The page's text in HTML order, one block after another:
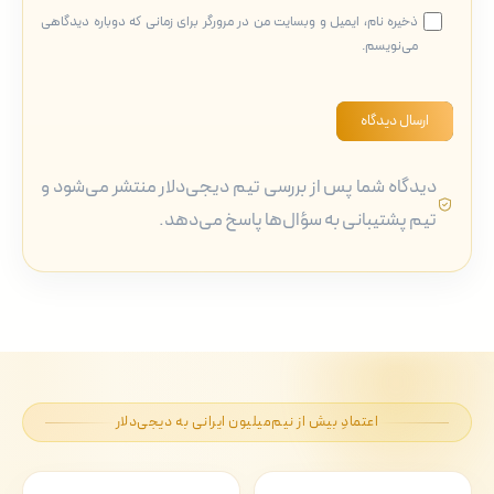
ذخیره نام، ایمیل و وبسایت من در مرورگر برای زمانی که دوباره دیدگاهی
می‌نویسم.
ارسال دیدگاه
دیدگاه شما پس از بررسی تیم دیجی‌دلار منتشر می‌شود و
تیم پشتیبانی به سؤال‌ها پاسخ می‌دهد.
اعتمادِ بیش از نیم‌میلیون ایرانی به دیجی‌دلار